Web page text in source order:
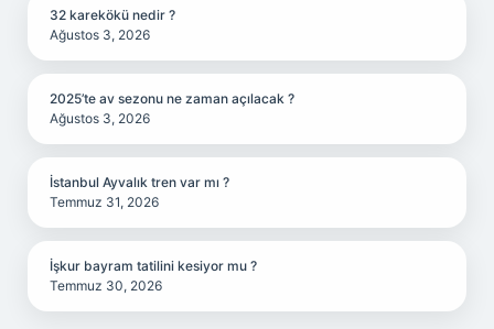
32 karekökü nedir ?
Ağustos 3, 2026
2025’te av sezonu ne zaman açılacak ?
Ağustos 3, 2026
İstanbul Ayvalık tren var mı ?
Temmuz 31, 2026
İşkur bayram tatilini kesiyor mu ?
Temmuz 30, 2026